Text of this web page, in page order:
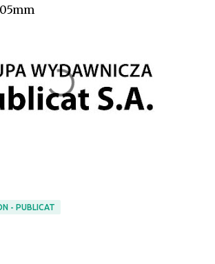
- PUBLICAT